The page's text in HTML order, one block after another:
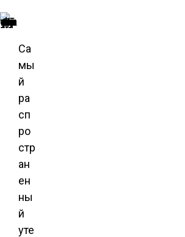
Пеноплекс — самый популярный утеплитель под штукатурку
Са
мы
й
ра
сп
ро
стр
ан
ен
ны
й
уте